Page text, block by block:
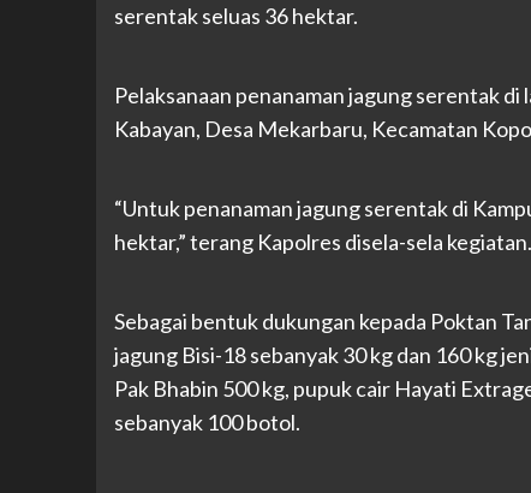
serentak seluas 36 hektar.
Pelaksanaan penanaman jagung serentak
Kabayan, Desa Mekarbaru, Kecamatan
“Untuk penanaman jagung serentak di
hektar,” terang Kapolres disela-sela kegiatan.
Sebagai bentuk dukungan kepada Poktan
jagung Bisi-18 sebanyak 30 kg dan 160 kg
Pak Bhabin 500 kg, pupuk cair Hayati
sebanyak 100 botol.